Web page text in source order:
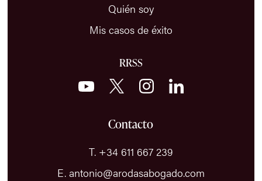
Quién soy
Mis casos de éxito
RRSS
Contacto
T. +34 611 667 239
E. antonio@arodasabogado.com